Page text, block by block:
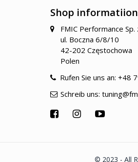
Shop
FMIC Performance Sp.
ul. Boczna 6/8/10
42-202 Częstochowa
Polen
Rufen Sie uns an: +48
Schreib uns:
© 2023 - All